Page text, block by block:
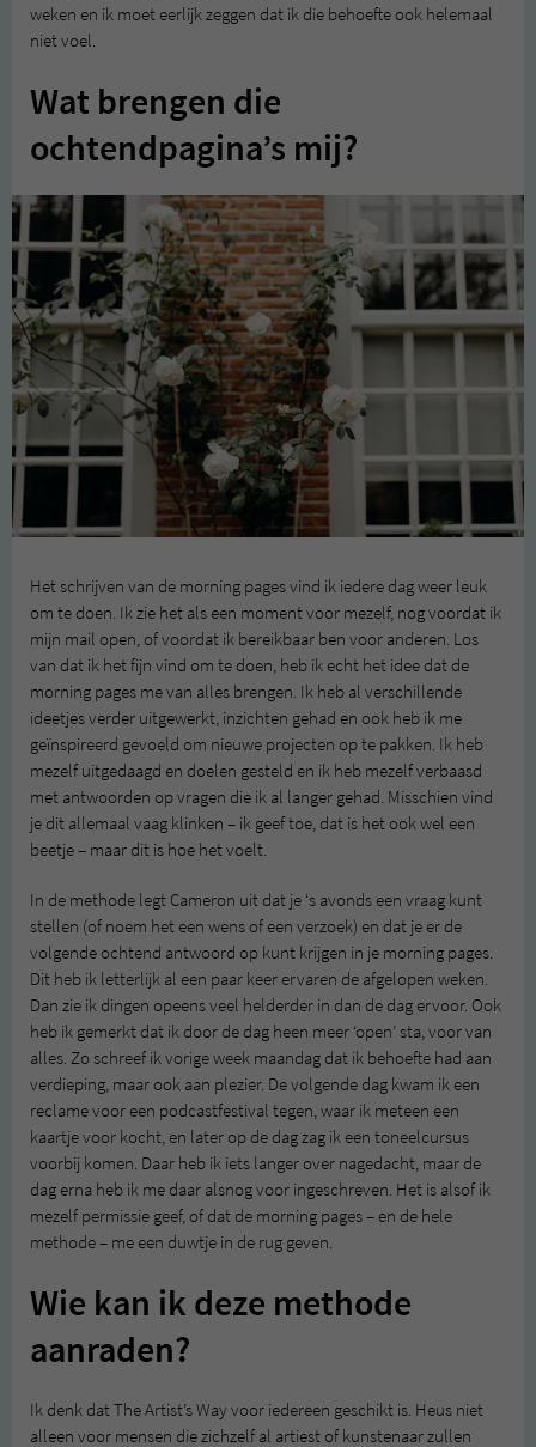
weken en ik moet eerlijk zeggen dat ik die behoefte ook helemaal
niet voel.
Wat brengen die
ochtendpagina’s mij?
Het schrijven van de morning pages vind ik iedere dag weer leuk
om te doen. Ik zie het als een moment voor mezelf, nog voordat ik
mijn mail open, of voordat ik bereikbaar ben voor anderen. Los
van dat ik het fijn vind om te doen, heb ik echt het idee dat de
morning pages me van alles brengen. Ik heb al verschillende
ideetjes verder uitgewerkt, inzichten gehad en ook heb ik me
geïnspireerd gevoeld om nieuwe projecten op te pakken. Ik heb
mezelf uitgedaagd en doelen gesteld en ik heb mezelf verbaasd
met antwoorden op vragen die ik al langer gehad. Misschien vind
je dit allemaal vaag klinken – ik geef toe, dat is het ook wel een
beetje – maar dit is hoe het voelt.
In de methode legt Cameron uit dat je ‘s avonds een vraag kunt
stellen (of noem het een wens of een verzoek) en dat je er de
volgende ochtend antwoord op kunt krijgen in je morning pages.
Dit heb ik letterlijk al een paar keer ervaren de afgelopen weken.
Dan zie ik dingen opeens veel helderder in dan de dag ervoor. Ook
heb ik gemerkt dat ik door de dag heen meer ‘open’ sta, voor van
alles. Zo schreef ik vorige week maandag dat ik behoefte had aan
verdieping, maar ook aan plezier. De volgende dag kwam ik een
reclame voor een podcastfestival tegen, waar ik meteen een
kaartje voor kocht, en later op de dag zag ik een toneelcursus
voorbij komen. Daar heb ik iets langer over nagedacht, maar de
dag erna heb ik me daar alsnog voor ingeschreven. Het is alsof ik
mezelf permissie geef, of dat de morning pages – en de hele
methode – me een duwtje in de rug geven.
Wie kan ik deze methode
aanraden?
Ik denk dat The Artist’s Way voor iedereen geschikt is. Heus niet
alleen voor mensen die zichzelf al artiest of kunstenaar zullen